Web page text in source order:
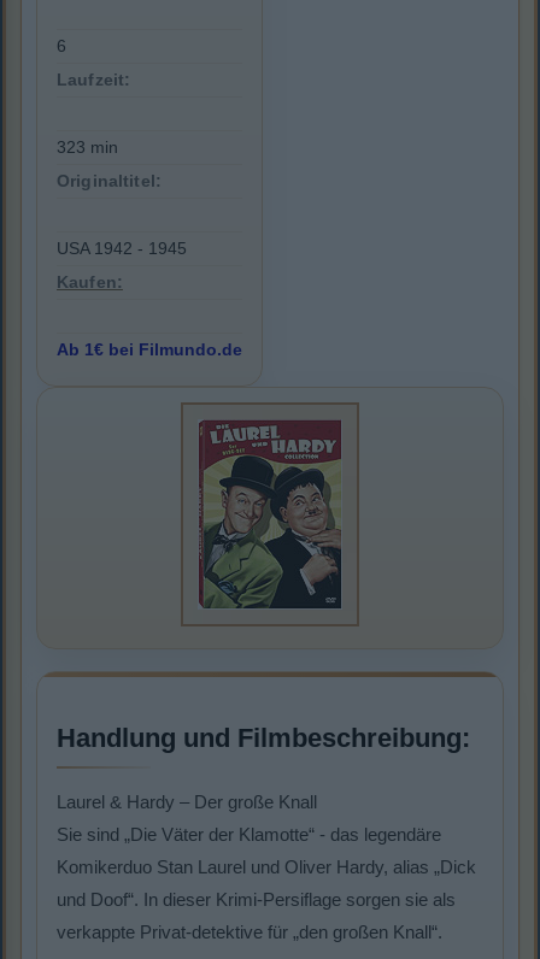
6
Laufzeit:
323 min
Originaltitel:
USA 1942 - 1945
Kaufen:
Ab 1€ bei Filmundo.de
Handlung und Filmbeschreibung:
Laurel & Hardy – Der große Knall
Sie sind „Die Väter der Klamotte“ - das legendäre
Komikerduo Stan Laurel und Oliver Hardy, alias „Dick
und Doof“. In dieser Krimi-Persiflage sorgen sie als
verkappte Privat-detektive für „den großen Knall“.